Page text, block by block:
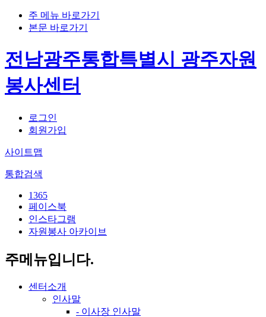
주 메뉴 바로가기
본문 바로가기
전남광주통합특별시 광주자원
봉사센터
로그인
회원가입
사이트맵
통합검색
1365
페이스북
인스타그램
자원봉사 아카이브
주메뉴입니다.
센터소개
인사말
- 이사장 인사말